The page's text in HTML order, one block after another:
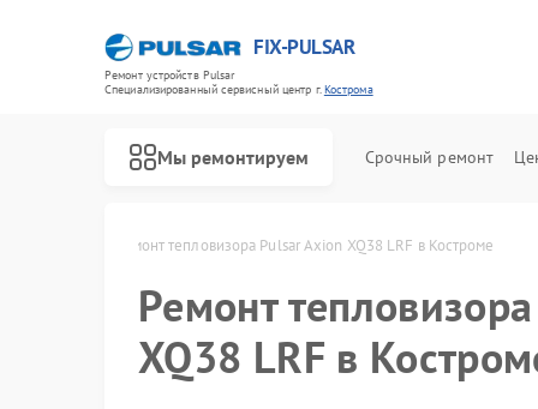
FIX-PULSAR
Ремонт устройств Pulsar
Специализированный cервисный центр г.Кострома
Мы ремонтируем Срочный ремонт
Ремонт тепловизора Pulsar Axion XQ38 LRF в Костроме
Ремонт
XQ38 LRF в